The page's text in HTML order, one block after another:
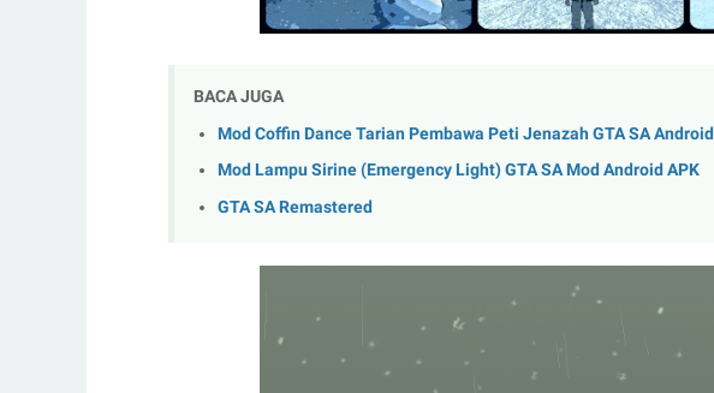
BACA JUGA
Mod Coffin Dance Tarian Pembawa Peti Jenazah GTA SA Android
Mod Lampu Sirine (Emergency Light) GTA SA Mod Android APK
GTA SA Remastered